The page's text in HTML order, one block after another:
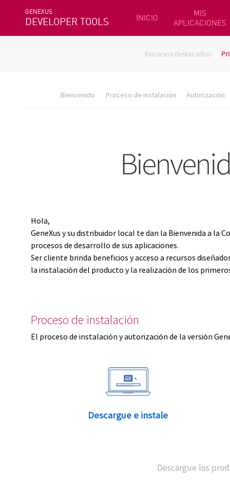
GENEXUS
DEVELOPER TOOLS INICIO
MIS
APLICACIONES
Recursos destacados
Bienvenido Proceso de instalación Autorización
Hola,
GeneXus y su distribuidor local te dan la Bienvenida a la
procesos de desarrollo de sus aplicaciones.
Ser cliente brinda beneficios y acceso a recursos
la instalación del producto y la realización de los
Proceso de instalación
El proceso de instalación y autorización de la versión
Descargue e instale
Descargue los